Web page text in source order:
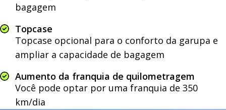
bagagem
Topcase
Topcase opcional para o conforto da garupa e
ampliar a capacidade de bagagem
Aumento da franquia de quilometragem
Você pode optar por uma franquia de 350
km/dia